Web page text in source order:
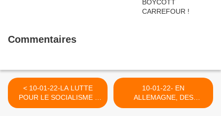
Commentaires
< 10-01-22-LA LUTTE
POUR LE SOCIALISME -
LES MORTS RESTENT
10-01-22- EN
ALLEMAGNE, DES
VOYOUS EN UNIFORME